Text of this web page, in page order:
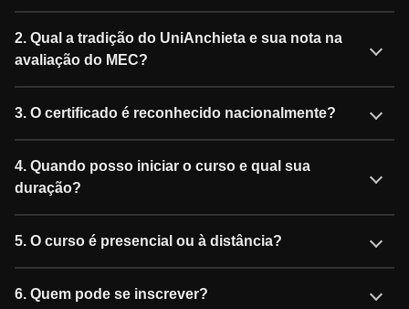
2. Qual a tradição do UniAnchieta e sua nota na
avaliação do MEC?
3. O certificado é reconhecido nacionalmente?
4. Quando posso iniciar o curso e qual sua
duração?
5. O curso é presencial ou à distância?
6. Quem pode se inscrever?